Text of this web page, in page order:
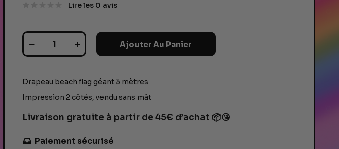
Lire les 0 avis
Ajouter Au Panier
Drapeau beach flag géant 3 mètres
Impression 2 côtés, vendu sans mât
Livraison gratuite à partir de 45€ d’achat 📦😘
Paiement sécurisé